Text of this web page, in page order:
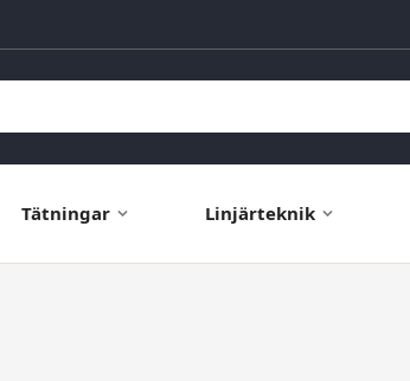
Tätningar Linjärteknik